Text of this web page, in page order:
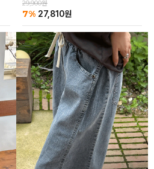
29,900원
7% 27,810원